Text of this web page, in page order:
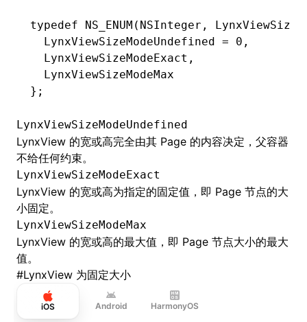
typedef NS_ENUM ( NSInteger ,
  LynxViewSizeModeUndefined
= 0 ,
  LynxViewSizeModeExact
,
  LynxViewSizeModeMax
};
LynxViewSizeModeUndefined
LynxView 的宽或高完全由其 Page 的内容决定，父容器
不给任何约束。
LynxViewSizeModeExact
LynxView 的宽或高为指定的固定值，即 Page 节点的大
小固定。
LynxViewSizeModeMax
LynxView 的宽或高的最大值，即 Page 节点大小的最大
值。
#LynxView 为固定大小
iOS Android HarmonyOS